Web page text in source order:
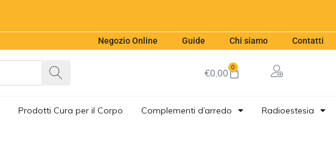
Negozio Online Guide Chi siamo Contatti
€0,00 0
Prodotti Cura per il Corpo Complementi d’arredo Radioestesia